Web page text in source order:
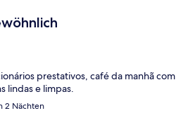
prestativos, café da manhã com
lindas e limpas.
2 Nächten